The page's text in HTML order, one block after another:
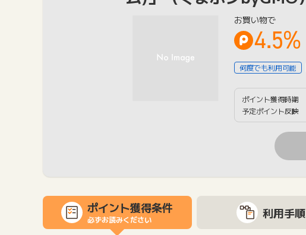
お買い物で
4.5%
何度でも利用可能
ポイント獲得時期
予定ポイント反映
ポイント獲得条件
必ずお読みください 利用手順